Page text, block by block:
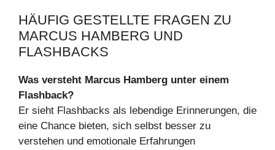
HÄUFIG GESTELLTE FRAGEN ZU
MARCUS HAMBERG UND
FLASHBACKS
Was versteht Marcus Hamberg unter einem
Flashback?
Er sieht Flashbacks als lebendige Erinnerungen, die
eine Chance bieten, sich selbst besser zu
verstehen und emotionale Erfahrungen